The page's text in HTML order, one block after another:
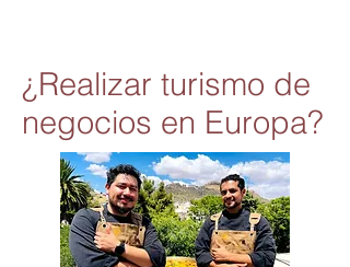
¿Realizar turismo de
negocios en Europa?